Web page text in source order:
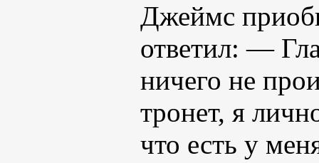
Джеймс
ответил: —
ничего не
тронет, я
что есть у